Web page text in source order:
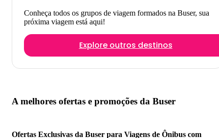
Conheça todos os grupos de viagem formados na Buser, sua
próxima viagem está aqui!
Explore outros destinos
A melhores ofertas e promoções da Buser
Ofertas Exclusivas da Buser para Viagens de Ônibus com